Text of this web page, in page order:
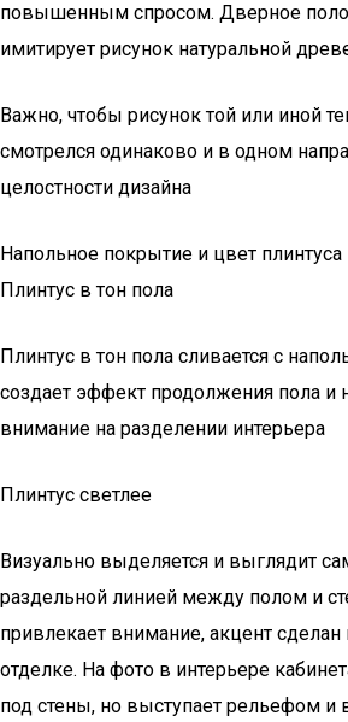
повышенным спросом. Дверное
имитирует рисунок натуральной
Важно, чтобы рисунок той или иной
смотрелся одинаково и в одном
целостности дизайна
Напольное покрытие и цвет плинтуса
Плинтус в тон пола
Плинтус в тон пола сливается с
создает эффект продолжения пола и
внимание на разделении интерьера
Плинтус светлее
Визуально выделяется и выглядит
раздельной линией между полом и
привлекает внимание, акцент сделан
отделке. На фото в интерьере
под стены, но выступает рельефом и